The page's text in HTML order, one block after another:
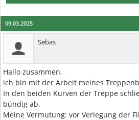
09.03.2025
Sebas
Hallo zusammen,
ich bin mit der Arbeit meines
In den beiden Kurven der Treppe
bündig ab.
Meine Vermutung: vor Verlegung der